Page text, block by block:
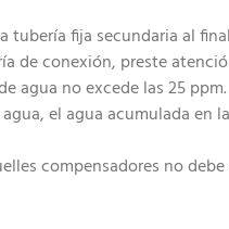
fija secundaria al
de conexión, preste
agua no excede las 25 ppm.
el agua acumulada
compensadores no